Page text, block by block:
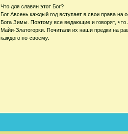
Что для славян этот Бог?
Бог Авсень каждый год вступает в свои права
Бога Зимы. Поэтому все ведающие и говорят,
Майи-Златогорки. Почитали их наши предки на
каждого по-своему.